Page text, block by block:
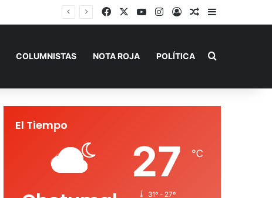
FacebookYouTubeInstagram
AccesoPublicación al
Barra lateral
COLUMNISTAS NOTA ROJA POLÍTICA Buscar por
El Tiempo
27 ℃
31º - 27º